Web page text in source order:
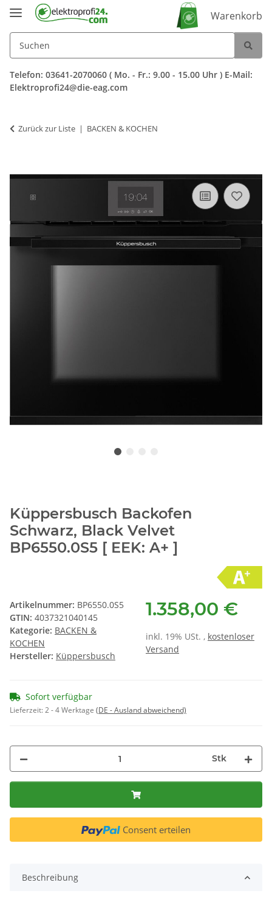
Warenkorb
Telefon: 03641-2070060 ( Mo. - Fr.: 9.00 - 15.00 Uhr ) E-Mail:
Elektroprofi24@die-eag.com
Zurück zur Liste BACKEN & KOCHEN
Küppersbusch Backofen
Schwarz, Black Velvet
BP6550.0S5 [ EEK: A+ ]
Artikelnummer: BP6550.0S5
GTIN: 4037321040145
Kategorie: BACKEN &
KOCHEN
Hersteller: Küppersbusch
1.358,00 €
inkl. 19% USt. , kostenloser
Versand
Sofort verfügbar
Lieferzeit:2 - 4 Werktage (DE - Ausland abweichend)
Stk
Consent erteilen
Beschreibung